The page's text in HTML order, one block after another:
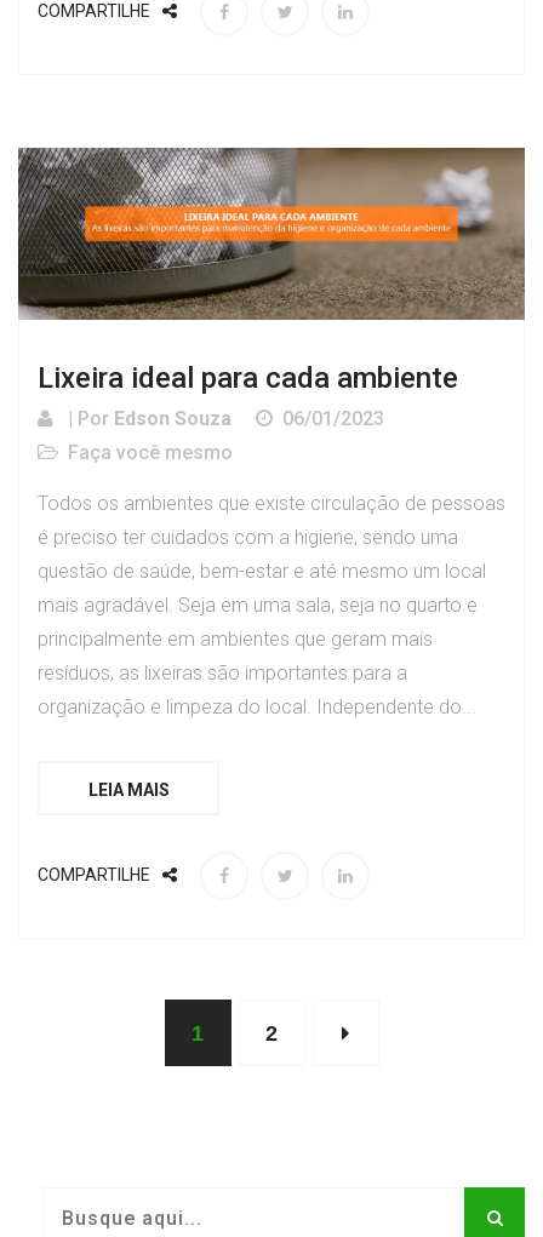
COMPARTILHE
Lixeira ideal para cada ambiente
| Por Edson Souza
06/01/2023
Faça você mesmo
Todos os ambientes que existe circulação de pessoas
é preciso ter cuidados com a higiene, sendo uma
questão de saúde, bem-estar e até mesmo um local
mais agradável. Seja em uma sala, seja no quarto e
principalmente em ambientes que geram mais
resíduos, as lixeiras são importantes para a
organização e limpeza do local. Independente do...
LEIA MAIS
COMPARTILHE
1 2